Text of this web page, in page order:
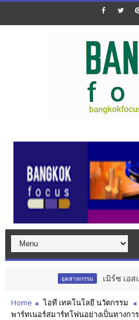
อุตสาหกรรม เมิร์ซ เอสเธติ
Home ไอที เทคโนโลยี นวัตกรรม
พาร์ทเนอร์สมาร์ทโฟนอย่างเป็นทางกา